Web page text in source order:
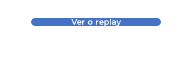
Ver o replay